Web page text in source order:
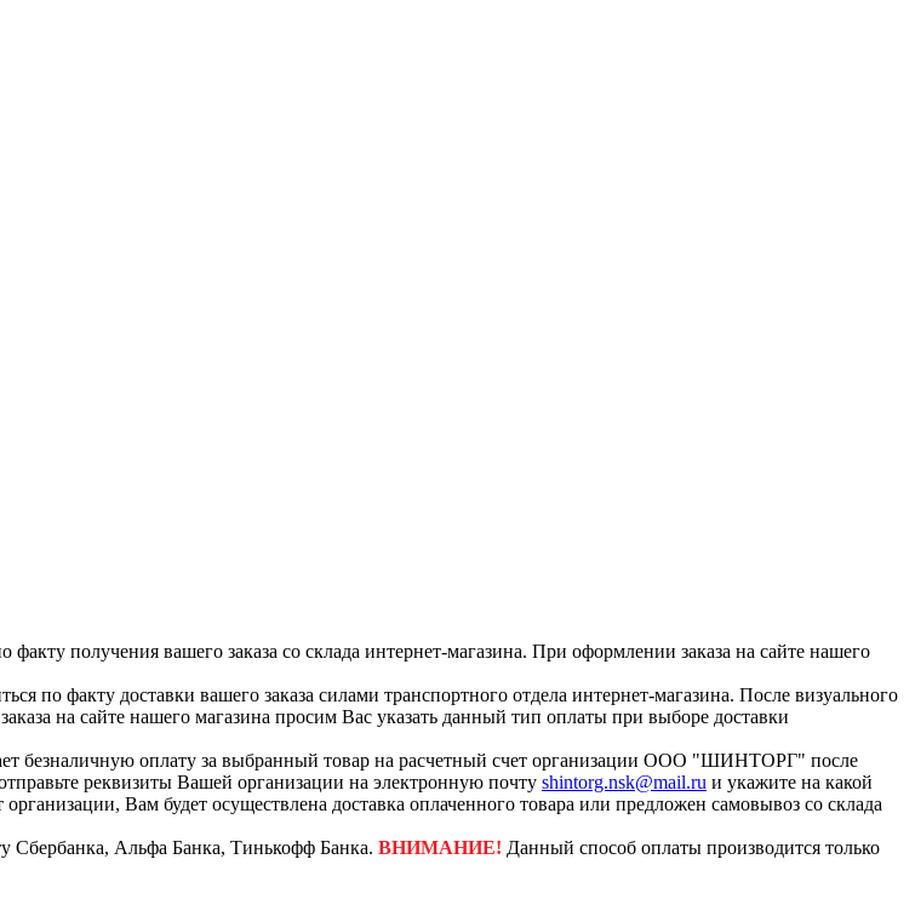
получения вашего заказа со склада интернет-магазина. При оформлении заказа на сайте нашего
по факту доставки вашего заказа силами транспортного отдела интернет-магазина. После визуального
на сайте нашего магазина просим Вас указать данный тип оплаты при выборе доставки
безналичную оплату за выбранный товар на расчетный счет организации ООО "ШИНТОРГ" после
реквизиты Вашей организации на электронную почту shintorg.nsk@mail.ru и укажите на какой
Вам будет осуществлена доставка оплаченного товара или предложен самовывоз со склада
Сбербанка, Альфа Банка, Тинькофф Банка. ВНИМАНИЕ! Данный способ оплаты производится только